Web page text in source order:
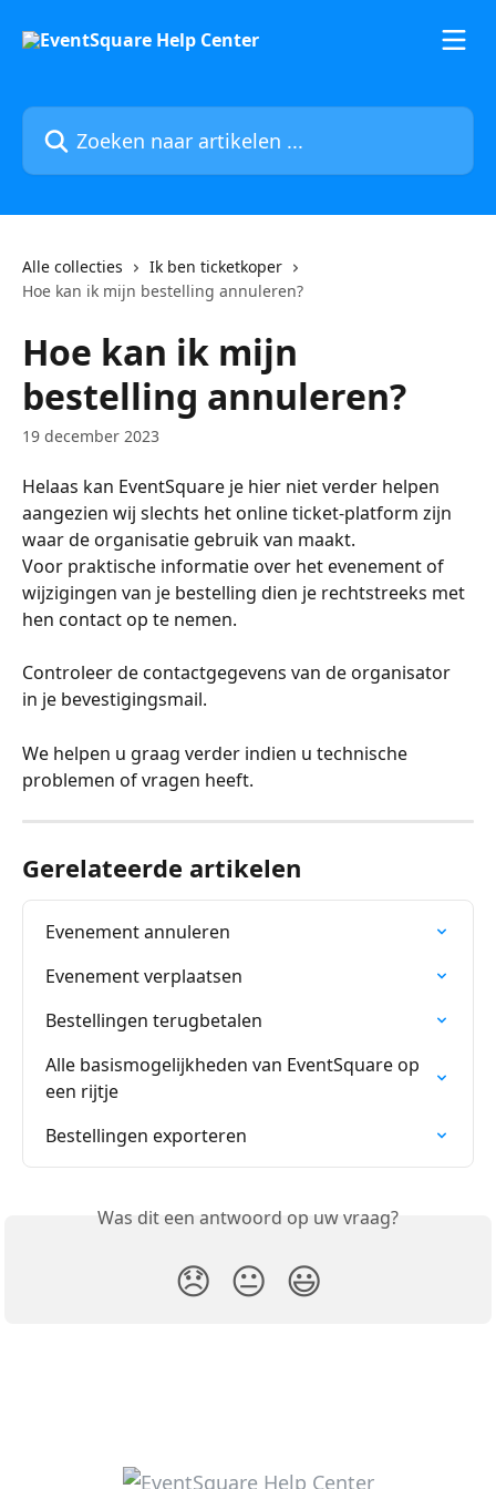
Zoeken naar artikelen ...
Alle collecties
Ik ben ticketkoper
Hoe kan ik mijn bestelling annuleren?
Hoe kan ik mijn
bestelling annuleren?
19 december 2023
Helaas kan EventSquare je hier niet verder helpen
aangezien wij slechts het online ticket-platform zijn
waar de organisatie gebruik van maakt.
Voor praktische informatie over het evenement of
wijzigingen van je bestelling dien je rechtstreeks met
hen contact op te nemen.
Controleer de contactgegevens van de organisator
in je bevestigingsmail.
We helpen u graag verder indien u technische
problemen of vragen heeft.
Gerelateerde artikelen
Evenement annuleren
Evenement verplaatsen
Bestellingen terugbetalen
Alle basismogelijkheden van EventSquare op
een rijtje
Bestellingen exporteren
Was dit een antwoord op uw vraag?
😞 😐 😃